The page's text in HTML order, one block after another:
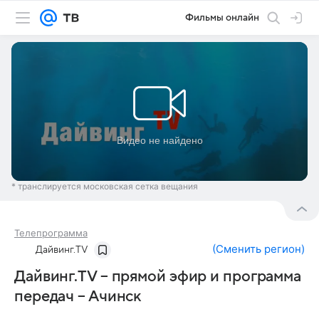
Фильмы онлайн
* транслируется московская сетка вещания
Телепрограмма
Дайвинг.TV (Сменить регион)
Дайвинг.TV – прямой эфир и программа
передач – Ачинск